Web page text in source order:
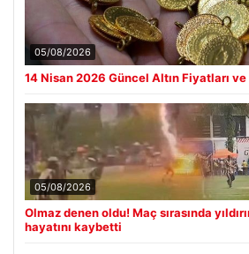
05/08/2026
14 Nisan 2026 Güncel Altın Fiyatları
05/08/2026
Olmaz denen oldu! Maç sırasında
hayatını kaybetti